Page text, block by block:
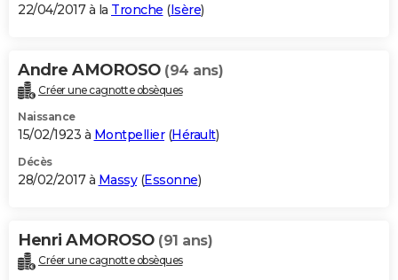
22/04/2017 à la Tronche (Isère)
Andre AMOROSO (94 ans)
Créer une cagnotte obsèques
Naissance
15/02/1923 à Montpellier(Hérault)
Décès
28/02/2017 à Massy(Essonne)
Henri AMOROSO (91 ans)
Créer une cagnotte obsèques